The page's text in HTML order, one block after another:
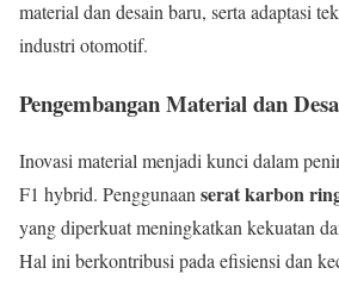
material dan desain baru, serta adaptasi
industri otomotif.
Pengembangan Material dan
Inovasi material menjadi kunci dalam
F1 hybrid. Penggunaanserat karbon
yang diperkuat meningkatkan kekuatan
Hal ini berkontribusi pada efisiensi dan